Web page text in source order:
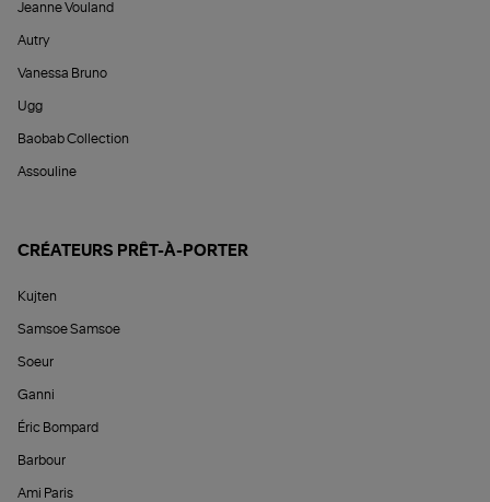
Jeanne Vouland
Autry
Vanessa Bruno
Ugg
Baobab Collection
Assouline
CRÉATEURS PRÊT-À-PORTER
Kujten
Samsoe Samsoe
Soeur
Ganni
Éric Bompard
Barbour
Ami Paris